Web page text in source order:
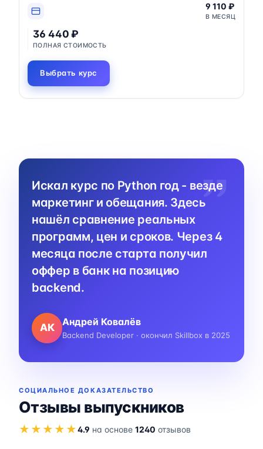
9 110 ₽
В МЕСЯЦ
36 440 ₽
ПОЛНАЯ СТОИМОСТЬ
Выбрать курс
Искал курс по Python год - везде
маркетинг и обещания. Здесь
нашёл сравнение реальных
программ, цен и сроков. Через 4
месяца после старта получил
оффер в банк на позицию
backend.
АК Андрей Ковалёв
Backend Developer · окончил Skillbox в 2025
СОЦИАЛЬНОЕ ДОКАЗАТЕЛЬСТВО
Отзывы выпускников
★★★★★4.9 на основе 1240 отзывов